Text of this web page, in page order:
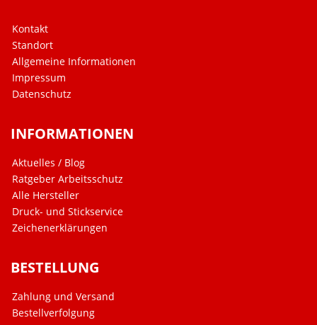
Kontakt
Standort
Allgemeine Informationen
Impressum
Datenschutz
INFORMATIONEN
Aktuelles / Blog
Ratgeber Arbeitsschutz
Alle Hersteller
Druck- und Stickservice
Zeichenerklärungen
BESTELLUNG
Zahlung und Versand
Bestellverfolgung